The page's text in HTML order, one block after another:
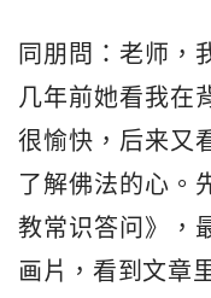
同朋問：老师，
几年前她看我在
很愉快，后来又
了解佛法的心。
教常识答问》，
画片，看到文章